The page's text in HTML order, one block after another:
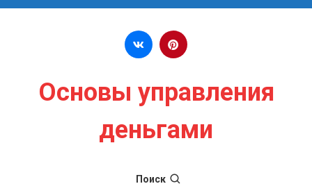
Перейти к содержимому
Основы управления
деньгами
Поиск